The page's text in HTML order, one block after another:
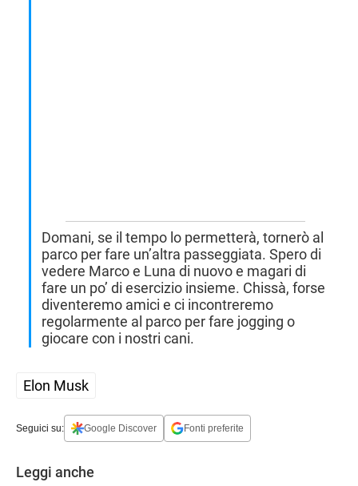
Domani, se il tempo lo permetterà, tornerò al
parco per fare un’altra passeggiata. Spero di
vedere Marco e Luna di nuovo e magari di
fare un po’ di esercizio insieme. Chissà, forse
diventeremo amici e ci incontreremo
regolarmente al parco per fare jogging o
giocare con i nostri cani.
Elon Musk
Seguici su: Google Discover Fonti preferite
Leggi anche